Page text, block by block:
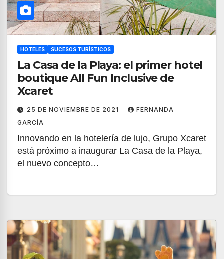
HOTELES SUCESOS TURÍSTICOS
La Casa de la Playa: el primer hotel
boutique All Fun Inclusive de
Xcaret
25 DE NOVIEMBRE DE 2021
FERNANDA
GARCÍA
Innovando en la hotelería de lujo, Grupo Xcaret
está próximo a inaugurar La Casa de la Playa,
el nuevo concepto…